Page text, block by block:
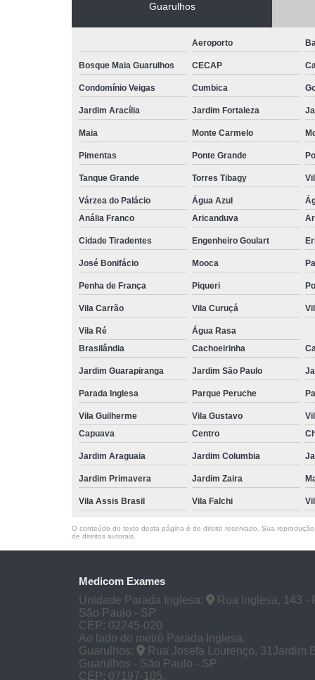
Guarulhos
Aeroporto
Bosque Maia Guarulhos CECAP
Condomínio Veigas Cumbica
Jardim Aracília Jardim Fortaleza
Maia Monte Carmelo
Pimentas Ponte Grande
Tanque Grande Torres Tibagy
Várzea do Palácio Água Azul
Anália Franco
Aricanduva
Cidade Tiradentes Engenheiro Goulart
José Bonifácio Mooca
Penha de França Piqueri
Vila Carrão Vila Curuçá
Vila Ré
Água Rasa
Brasilândia
Cachoeirinha
Jardim Guarapiranga Jardim São Paulo
Parada Inglesa Parque Peruche
Vila Guilherme Vila Gustavo
Capuava
Centro
Jardim Araguaia Jardim Columbia
Jardim Primavera Jardim Zaira
Vila Assis Brasil Vila Falchi
O conteúdo do texto desta página é de direito reservado. Sua
de direitos autorais
Medicom Exames
Unidade Parada Inglesa:
Rua Inglesa, 143 -
São Paulo - SP
CEP: 02245-020
Ao lado do metrô Parada Inglesa.
Guarulhos:
Rua Josefa Lourenço, 31Jardim
Guarulhos - São Paulo - SP
CEP: 07197-105.